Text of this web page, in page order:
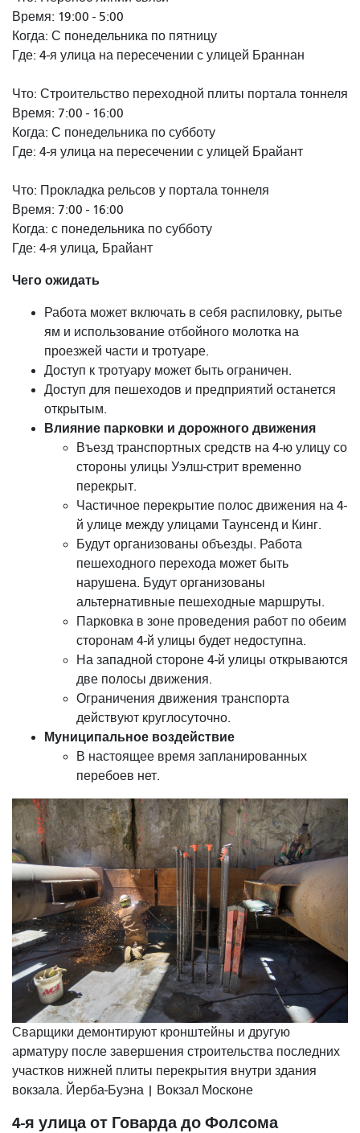
Время: 19:00 - 5:00
Когда: С понедельника по пятницу
Где: 4-я улица на пересечении с улицей Браннан
Что: Строительство переходной плиты портала тоннеля
Время: 7:00 - 16:00
Когда: С понедельника по субботу
Где: 4-я улица на пересечении с улицей Брайант
Что: Прокладка рельсов у портала тоннеля
Время: 7:00 - 16:00
Когда: с понедельника по субботу
Где: 4-я улица, Брайант
Чего ожидать
Работа может включать в себя распиловку, рытье
ям и использование отбойного молотка на
проезжей части и тротуаре.
Доступ к тротуару может быть ограничен.
Доступ для пешеходов и предприятий останется
открытым.
Влияние парковки и дорожного движения
Въезд транспортных средств на 4-ю улицу со
стороны улицы Уэлш-стрит временно
перекрыт.
Частичное перекрытие полос движения на 4-
й улице между улицами Таунсенд и Кинг.
Будут организованы объезды. Работа
пешеходного перехода может быть
нарушена. Будут организованы
альтернативные пешеходные маршруты.
Парковка в зоне проведения работ по обеим
сторонам 4-й улицы будет недоступна.
На западной стороне 4-й улицы открываются
две полосы движения.
Ограничения движения транспорта
действуют круглосуточно.
Муниципальное воздействие
В настоящее время запланированных
перебоев нет.
Сварщики демонтируют кронштейны и другую
арматуру после завершения строительства последних
участков нижней плиты перекрытия внутри здания
вокзала. Йерба-Буэна | Вокзал Москоне
4-я улица от Говарда до Фолсома